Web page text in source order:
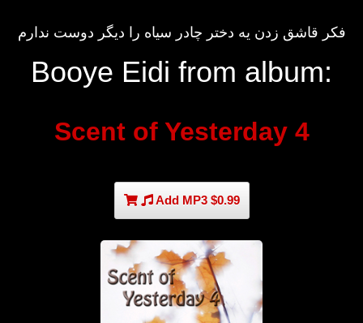
فکر قاشق زدن یه دختر چادر سیاه را دیگر دوست ندارم
Booye Eidi from album:
Scent of Yesterday 4
Add MP3 $0.99